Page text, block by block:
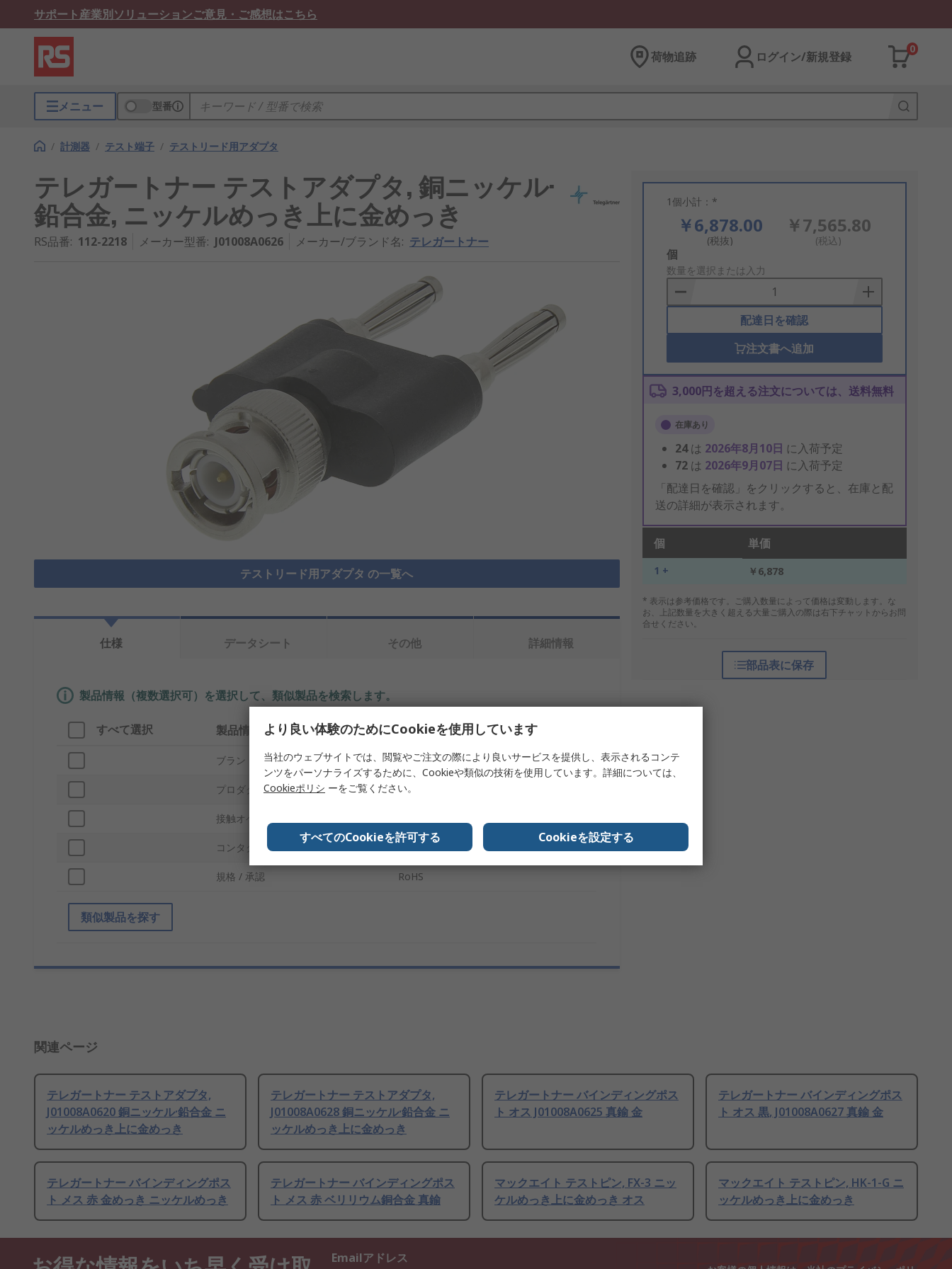
サポート産業別ソリューションご意見・ご感想はこちら
荷物追跡 ログイン/新規登録
0
メニュー 型番
/ 計測器 / テスト端子 / テストリード用アダプタ
テレガートナー テストアダプタ, 銅ニッケル·
鉛合金, ニッケルめっき上に金めっき
RS品番: 112-2218 メーカー型番: J01008A0626 メーカー/ブランド名: テレガートナー
テストリード用アダプタ の一覧へ
1個小計：*
￥6,878.00
(税抜)
￥7,565.80
(税込)
Add
to
Basket
個
数量を選択または入力
配達日を確認
注文書へ追加
3,000円を超える注文については、送料無料
在庫あり
24は 2026年8月10日 に入荷予定
72 は 2026年9月07日 に入荷予定
「配達日を確認」をクリックすると、在庫と配
送の詳細が表示されます。
個 単価
1 + ￥6,878
* 表示は参考価格です。ご購入数量によって価格は変動します。な
お、上記数量を大きく超える大量ご購入の際は右下チャットからお問
合せください。
部品表に保存
仕様 データシート その他 詳細情報
製品情報（複数選択可）を選択して、類似製品を検索します。
すべて選択 製品情報 内容
ブランド テレガートナー
プロダクトタイプ コネクタアダプタ
接触オペレーション
コンタクトポイント材質 ニッケルめっき上に金めっき
規格 / 承認 RoHS
類似製品を探す
関連ページ
テレガートナー テストアダプタ,
J01008A0620 銅ニッケル·鉛合金 ニ
ッケルめっき上に金めっき
テレガートナー テストアダプタ,
J01008A0628 銅ニッケル·鉛合金 ニ
ッケルめっき上に金めっき
テレガートナー バインディングポス
ト オス J01008A0625 真鍮 金
テレガートナー バインディングポス
ト オス 黒, J01008A0627 真鍮 金
テレガートナー バインディングポス
ト メス 赤 金めっき ニッケルめっき
テレガートナー バインディングポス
ト メス 赤 ベリリウム銅合金 真鍮
マックエイト テストピン, FX-3 ニッ
ケルめっき上に金めっき オス
マックエイト テストピン, HK-1-G ニ
ッケルめっき上に金めっき
Emailアドレス
より良い体験のためにCookieを使用しています
当社のウェブサイトでは、閲覧やご注文の際により良いサービスを提供し、表示されるコンテ
ンツをパーソナライズするために、Cookieや類似の技術を使用しています。詳細については、
Cookieポリシ ーをご覧ください。
すべてのCookieを許可する Cookieを設定する